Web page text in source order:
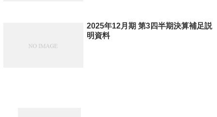
2025年12月期 第3四半期決算補足説
明資料